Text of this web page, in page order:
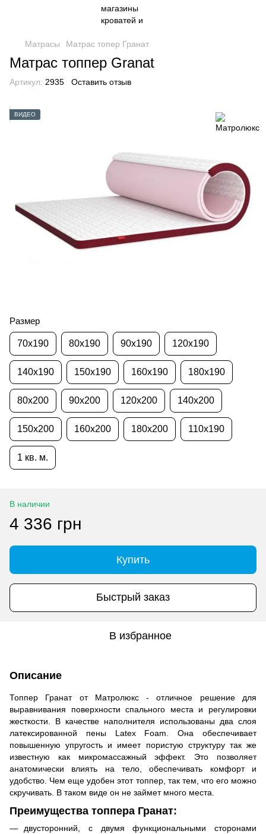
Матрасы Матрас топер Гранат
Матрас топпер Granat
Артикул: 2935 Оставить отзыв
ВИДЕО
Размер
70x190 80x190 90x190 120x190
140x190 150x190 160x190 180x190
80x200 90x200 120x200 140x200
150x200 160x200 180x200 110x190
1 кв. м.
В наличии
4 336 грн
Купить
Быстрый заказ
В избранное
Описание
Топпер Гранат от Матролюкс - отличное решение для
выравнивания поверхности спального места и регулировки
жесткости. В качестве наполнителя использованы два слоя
латексированной пены Latex Foam. Она обеспечивает
повышенную упругость и имеет пористую структуру так же
известную как микромассажный эффект. Это позволяет
анатомически влиять на тело, обеспечивать комфорт и
удобство. Чем еще удобен этот топпер, так тем, что его можно
скручивать. В таком виде он не займет много места.
Преимущества топпера Гранат:
двусторонний, с двумя функциональными сторонами